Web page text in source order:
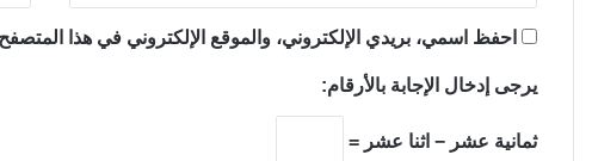
احفظ اسمي، بريدي الإلكتروني، والموقع الإلكتروني في هذا
يرجى إدخال الإجابة بالأرقام:
ثمانية عشر − اثنا عشر =